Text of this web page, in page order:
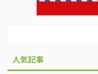
人気記事